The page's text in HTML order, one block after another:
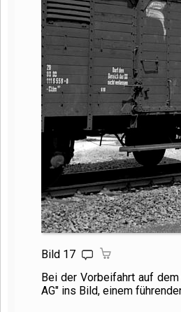
Bild 17
Bei der Vorbeifahrt auf
AG" ins Bild, einem